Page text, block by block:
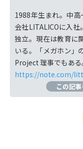
1988年生まれ。中
会社LITALICOに入
独立。現在は教育に
いる。「メガホン」
Project 理事でもある
https://note.com/
この記